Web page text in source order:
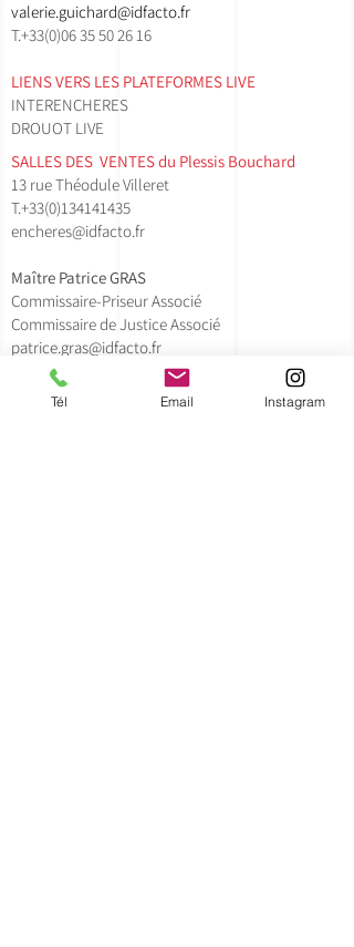
valerie.guichard@idfacto.fr
T.+33(0)06 35 50 26 16
LIENS VERS LES PLATEFORMES LIVE
INTERENCHERES
DROUOT LIVE
SALLES DES VENTES ​du Plessis Bouchard
13 rue Théodule Villeret
T.+33(0)134141435​
encheres@idfacto.fr
Maître Patrice GRAS
Commissaire-Priseur Associé
Commissaire de Justice Associé
patrice.gras@idfacto.fr
T.+33(0)
Tél Email Instagram